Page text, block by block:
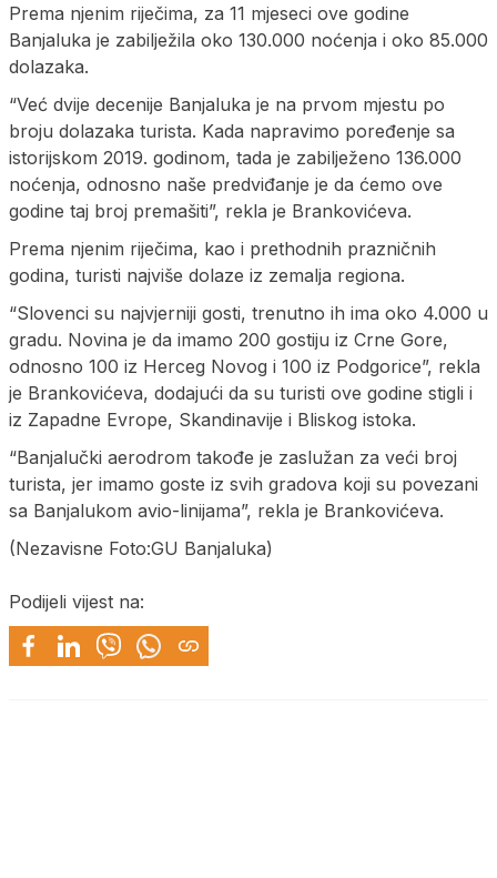
Prema njenim riječima, za 11 mjeseci ove godine
Banjaluka je zabilježila oko 130.000 noćenja i oko 85.000
dolazaka.
“Već dvije decenije Banjaluka je na prvom mjestu po
broju dolazaka turista. Kada napravimo poređenje sa
istorijskom 2019. godinom, tada je zabilježeno 136.000
noćenja, odnosno naše predviđanje je da ćemo ove
godine taj broj premašiti”, rekla je Brankovićeva.
Prema njenim riječima, kao i prethodnih prazničnih
godina, turisti najviše dolaze iz zemalja regiona.
“Slovenci su najvjerniji gosti, trenutno ih ima oko 4.000 u
gradu. Novina je da imamo 200 gostiju iz Crne Gore,
odnosno 100 iz Herceg Novog i 100 iz Podgorice”, rekla
je Brankovićeva, dodajući da su turisti ove godine stigli i
iz Zapadne Evrope, Skandinavije i Bliskog istoka.
“Banjalučki aerodrom takođe je zaslužan za veći broj
turista, jer imamo goste iz svih gradova koji su povezani
sa Banjalukom avio-linijama”, rekla je Brankovićeva.
(Nezavisne Foto:GU Banjaluka)
Podijeli vijest na: